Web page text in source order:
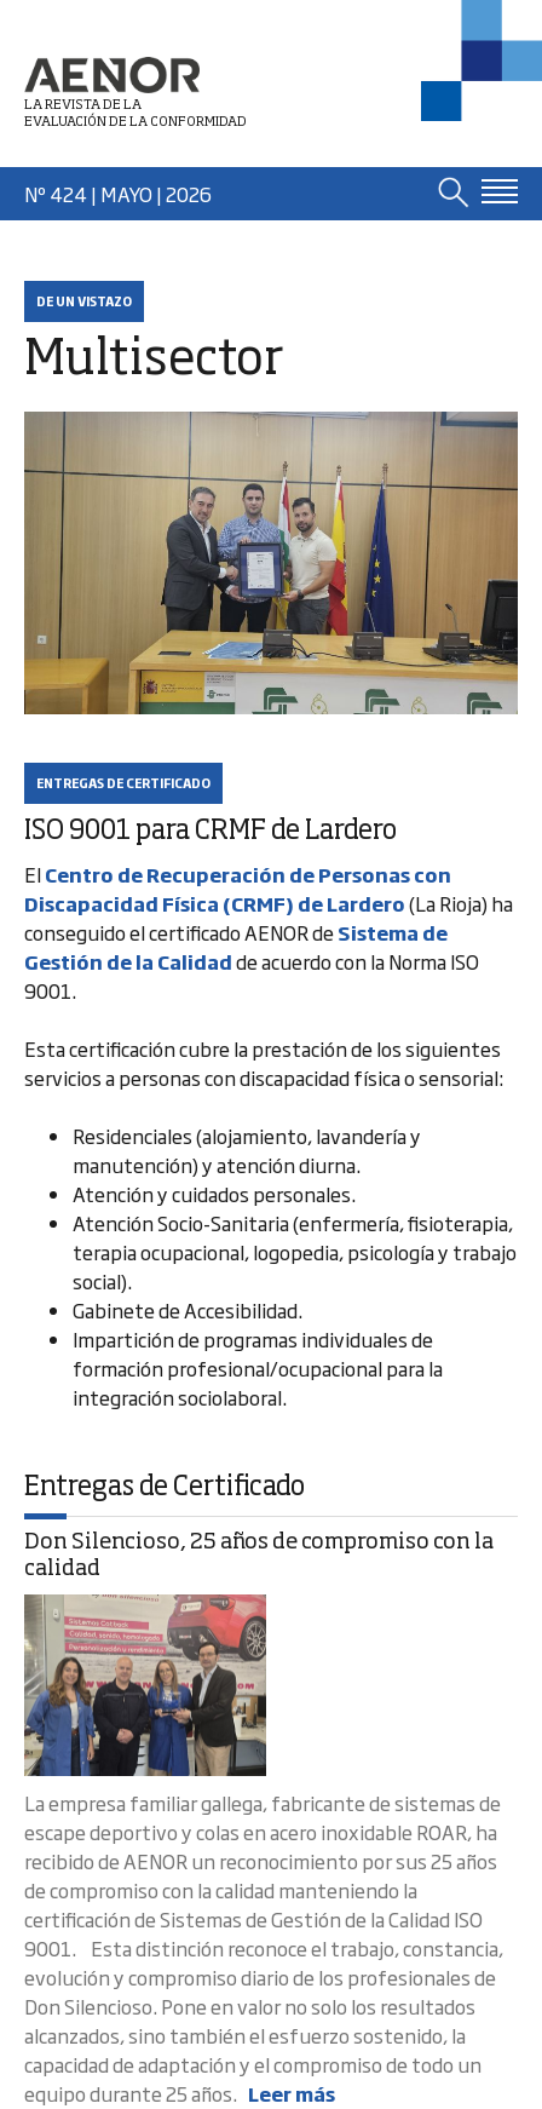
LA REVISTA DE LA
EVALUACIÓN DE LA CONFORMIDAD
Nº 424 | MAYO| 2026
DE UN VISTAZO
Multisector
ENTREGAS DE CERTIFICADO
ISO 9001 para CRMF de Lardero
ElCentro de Recuperación de Personas con
Discapacidad Física (CRMF) de Lardero(La Rioja) ha
conseguido el certificado AENOR deSistema de
Gestión de la Calidadde acuerdo con la Norma ISO
9001.
Esta certificación cubre la prestación de los siguientes
servicios a personas con discapacidad física o sensorial:
Residenciales (alojamiento, lavandería y
manutención) y atención diurna.
Atención y cuidados personales.
Atención Socio-Sanitaria (enfermería, fisioterapia,
terapia ocupacional, logopedia, psicología y trabajo
social).
Gabinete de Accesibilidad.
Impartición de programas individuales de
formación profesional/ocupacional para la
integración sociolaboral.
Entregas de Certificado
Don Silencioso, 25 años de compromiso con la
calidad
La empresa familiar gallega, fabricante de sistemas de
escape deportivo y colas en acero inoxidable ROAR, ha
recibido de AENOR un reconocimiento por sus 25 años
de compromiso con la calidad manteniendo la
certificación de Sistemas de Gestión de la Calidad ISO
9001. Esta distinción reconoce el trabajo, constancia,
evolución y compromiso diario de los profesionales de
Don Silencioso. Pone en valor no solo los resultados
alcanzados, sino también el esfuerzo sostenido, la
capacidad de adaptación y el compromiso de todo un
equipo durante 25 años. Leer más